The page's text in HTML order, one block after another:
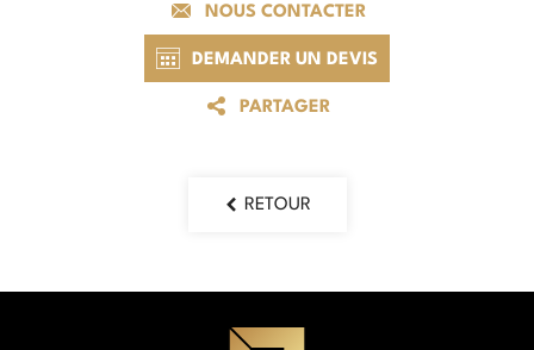
NOUS CONTACTER
DEMANDER UN DEVIS
PARTAGER
RETOUR